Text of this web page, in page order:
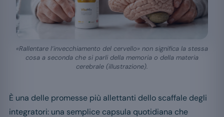
«Rallentare l’invecchiamento del cervello» non significa la stessa
cosa a seconda che si parli della memoria o della materia
cerebrale (illustrazione).
È una delle promesse più allettanti dello scaffale degli
integratori: una semplice capsula quotidiana che